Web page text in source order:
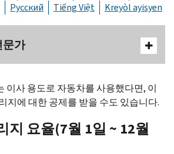
Русский
Tiếng Việt Kreyòl ayisyen
문가
이사 용도로 자동차를 사용했다면, 이
지에 대한 공제를 받을 수도 있습니다.
지 요율(7월 1일 ~ 12월